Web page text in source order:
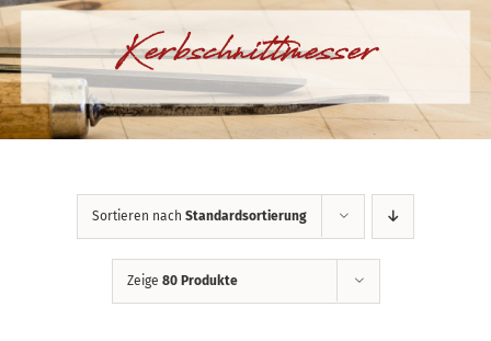
Kerbschnittmesser
Sortieren nach Standardsortierung
Zeige 80 Produkte